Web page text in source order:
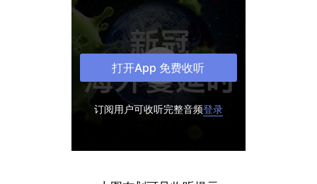
订阅用户可收听完整音频登录
打开App 免费收听